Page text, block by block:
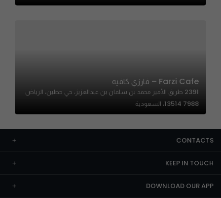
Farzi Cafe – فارزي كافيه
2391 طريق الأمير محمد بن سلمان بن عبدالعزيز، حي حطين، الرياض
13514 7988، السعودية
CONTACTS
KEEP IN TOUCH
DOWNLOAD OUR APP